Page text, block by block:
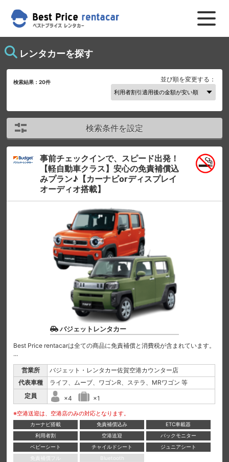
レンタカーを探す
検索結果：20件 並び順を変更する：
検索条件を設定
事前チェックインで、スピード出発！
【軽自動車クラス】安心の免責補償込
みプラン♪【カーナビorディスプレイ
オーディオ搭載】
バジェットレンタカー
Best Price rentacarは全ての商品に免責補償と消費税が含まれています。
...
営業所
バジェット・レンタカー佐賀空港カウンター店
代表車種
ライフ、ムーブ、ワゴンR、ステラ、MRワゴン 等
定員
×4 ×1
※空港送迎は、空港店のみの対応となります。
カーナビ搭載 免責補償込み
ETC車載器
利用者割
空港送迎
バックモニター
ベビーシート
チャイルドシート
ジュニアシート
免責補償フル
Bluetooth